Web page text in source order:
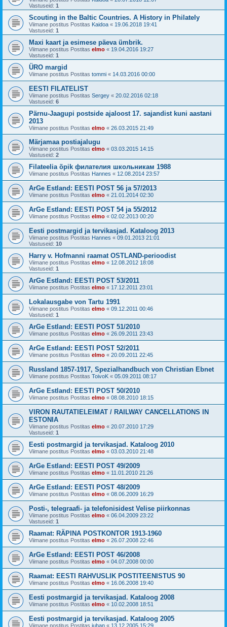
Vastuseid: 1
Scouting in the Baltic Countries. A History in Philately
Viimane postitus Postitas Kaidoa « 19.06.2018 19:41
Vastuseid: 1
Maxi kaart ja esimese päeva ümbrik.
Viimane postitus Postitas elmo « 19.04.2016 19:27
Vastuseid: 1
ÜRO margid
Viimane postitus Postitas tommi « 14.03.2016 00:00
EESTI FILATELIST
Viimane postitus Postitas Sergey « 20.02.2016 02:18
Vastuseid: 6
Pärnu-Jaagupi postside ajaloost 17. sajandist kuni aastani
2013
Viimane postitus Postitas elmo « 26.03.2015 21:49
Märjamaa postiajalugu
Viimane postitus Postitas elmo « 03.03.2015 14:15
Vastuseid: 2
Filateelia õpik филателия школьникам 1988
Viimane postitus Postitas Hannes « 12.08.2014 23:57
ArGe Estland: EESTI POST 56 ja 57/2013
Viimane postitus Postitas elmo « 21.01.2014 02:30
ArGe Estland: EESTI POST 54 ja 55/2012
Viimane postitus Postitas elmo « 02.02.2013 00:20
Eesti postmargid ja tervikasjad. Kataloog 2013
Viimane postitus Postitas Hannes « 09.01.2013 21:01
Vastuseid: 10
Harry v. Hofmanni raamat OSTLAND-perioodist
Viimane postitus Postitas elmo « 12.08.2012 18:08
Vastuseid: 1
ArGe Estland: EESTI POST 53/2011
Viimane postitus Postitas elmo « 17.12.2011 23:01
Lokalausgabe von Tartu 1991
Viimane postitus Postitas elmo « 09.12.2011 00:46
Vastuseid: 1
ArGe Estland: EESTI POST 51/2010
Viimane postitus Postitas elmo « 26.09.2011 23:43
ArGe Estland: EESTI POST 52/2011
Viimane postitus Postitas elmo « 20.09.2011 22:45
Russland 1857-1917, Spezialhandbuch von Christian Ebnet
Viimane postitus Postitas ToivoK « 05.09.2011 08:17
ArGe Estland: EESTI POST 50/2010
Viimane postitus Postitas elmo « 08.08.2010 18:15
VIRON RAUTATIELEIMAT / RAILWAY CANCELLATIONS IN
ESTONIA
Viimane postitus Postitas elmo « 20.07.2010 17:29
Vastuseid: 1
Eesti postmargid ja tervikasjad. Kataloog 2010
Viimane postitus Postitas elmo « 03.03.2010 21:48
ArGe Estland: EESTI POST 49/2009
Viimane postitus Postitas elmo « 11.01.2010 21:26
ArGe Estland: EESTI POST 48/2009
Viimane postitus Postitas elmo « 08.06.2009 16:29
Posti-, telegraafi- ja telefonisidest Velise piirkonnas
Viimane postitus Postitas elmo « 06.04.2009 23:22
Vastuseid: 1
Raamat: RÄPINA POSTKONTOR 1913-1960
Viimane postitus Postitas elmo « 26.07.2008 22:46
ArGe Estland: EESTI POST 46/2008
Viimane postitus Postitas elmo « 04.07.2008 00:00
Raamat: EESTI RAHVUSLIK POSTITEENISTUS 90
Viimane postitus Postitas elmo « 16.06.2008 19:40
Eesti postmargid ja tervikasjad. Kataloog 2008
Viimane postitus Postitas elmo « 10.02.2008 18:51
Eesti postmargid ja tervikasjad. Kataloog 2005
Viimane postitus Postitas juhan « 13.12.2005 15:29